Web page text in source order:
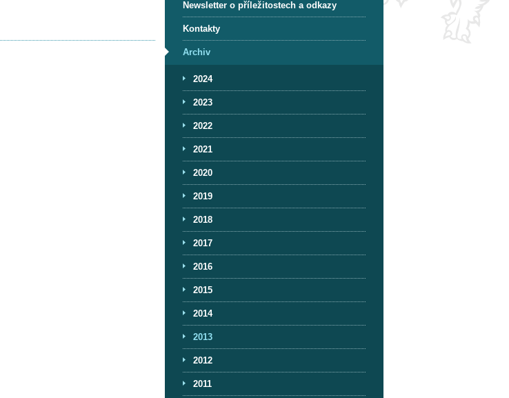
Newsletter o příležitostech a odkazy
Kontakty
Archiv
2024
2023
2022
2021
2020
2019
2018
2017
2016
2015
2014
2013
2012
2011